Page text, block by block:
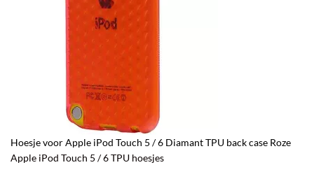
Hoesje voor Apple iPod Touch 5 / 6 Diamant TPU back case Roze
Apple iPod Touch 5 / 6 TPU hoesjes